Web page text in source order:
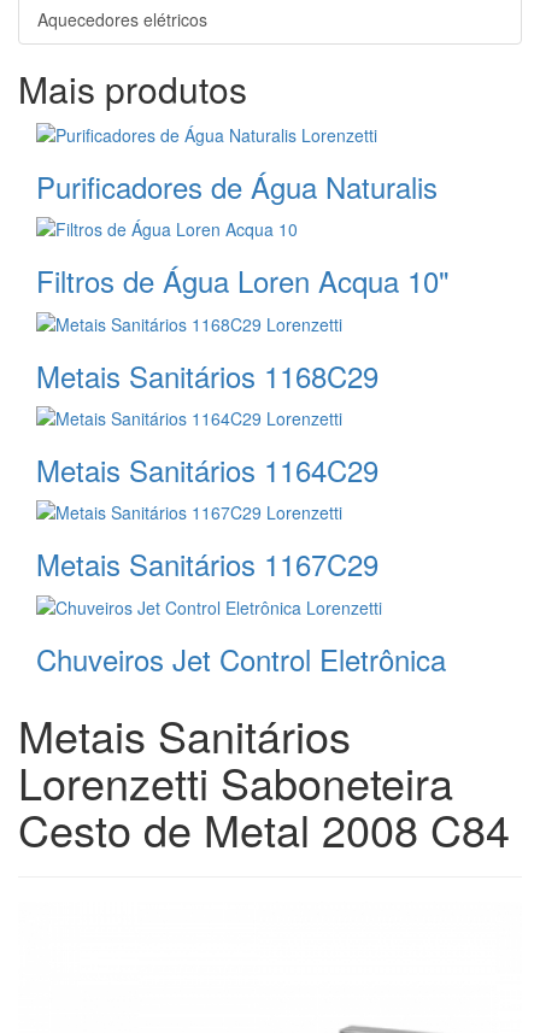
Aquecedores elétricos
Mais produtos
Purificadores de Água Naturalis
Filtros de Água Loren Acqua 10"
Metais Sanitários 1168C29
Metais Sanitários 1164C29
Metais Sanitários 1167C29
Chuveiros Jet Control Eletrônica
Metais Sanitários
Lorenzetti Saboneteira
Cesto de Metal 2008 C84